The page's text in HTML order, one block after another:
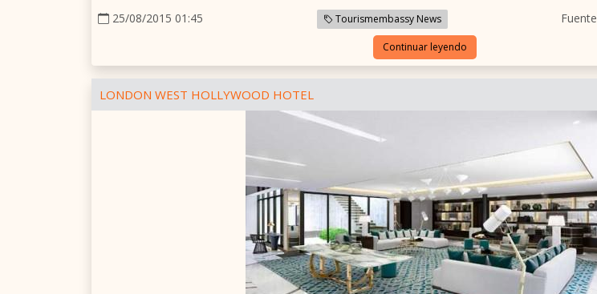
25/08/2015 01:45 Tourismembassy News
Continuar leyendo
LONDON WEST HOLLYWOOD HOTEL